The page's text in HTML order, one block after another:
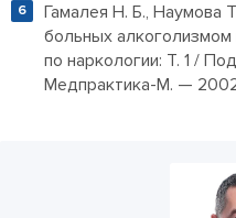
Гамалея Н. Б., Наумова
больных
по наркологии: Т. 1 /
Медпрактика-М. —